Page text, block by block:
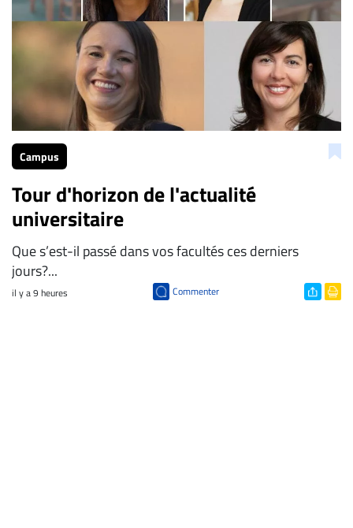
Campus
Tour d'horizon de l'actualité
universitaire
Que s’est-il passé dans vos facultés ces derniers
jours?...
il y a 9 heures Commenter